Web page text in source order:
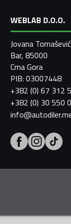
WEBLAB D.O.O.
Jovana
Bar, 85000
Crna Gora
PIB: 03007448
+382 (0) 67 312
+382 (0) 30 550